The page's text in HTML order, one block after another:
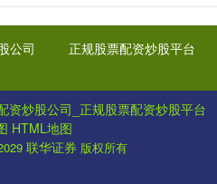
公司 正规股票配资炒股平台
资炒股公司_正规股票配资炒股平台
HTML地图
联华证券 版权所有